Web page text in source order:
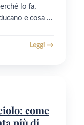
lo fa,
e cosa …
Leggi →
come